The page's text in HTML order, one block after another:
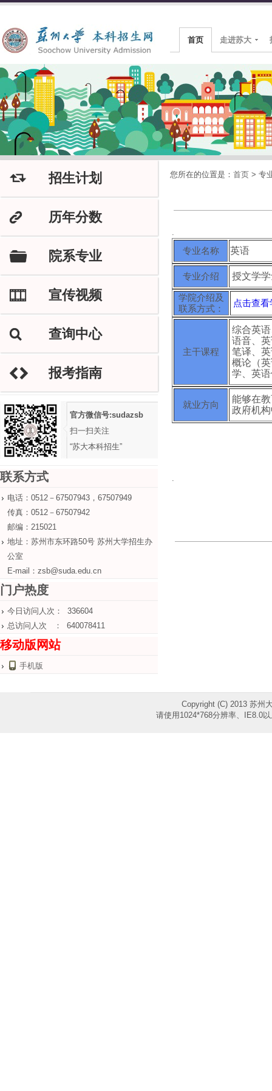
首页 走进苏大
J 招生计划
K 历年分数
F 院系专业
M 宣传视频
L 查询中心
H 报考指南
官方微信号:sudazsb
扫一扫关注
“苏大本科招生”
联系方式
电话：0512－67507943，67507949
传真：0512－67507942
邮编：215021
地址：苏州市东环路50号 苏州大学招生办
公室
E-mail：zsb@suda.edu.cn
门户热度
今日访问人次： 336604
总访问人次 ： 640078411
移动版网站
手机版
您所在的位置是： 首页 > 专
.
专业名称 英语
专业介绍 授文学
学院介绍及
联系方式：
点击查
主干课程
综合英
语音、
笔译、
概论（
学、英
就业方向
能够在
政府机
.
Copyright (C) 2013 苏州
请使用1024*768分辨率、IE8.0